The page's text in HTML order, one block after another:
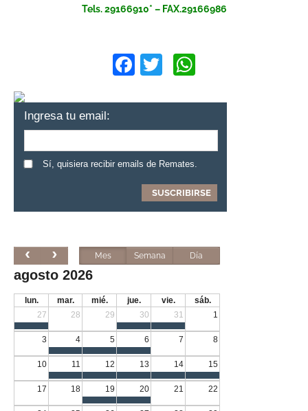
Tels. 29166910* – FAX.29166986
Facebook
Twitter
Ingresa tu email:
Sí, quisiera recibir emails de Remates.
Mes Semana Día
agosto 2026
lun. mar. mié. jue. vie.
sáb.
27
28 29 30 31 1
3 4 5 6 7 8
10 11 12 13 14 15
17 18 19 20 21 22